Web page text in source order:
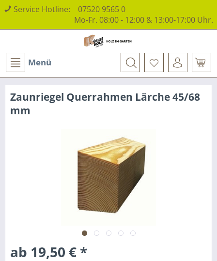
Service Hotline: 07520 9565 0
Mo-Fr. 08:00 - 12:00 & 13:00-17:00 Uhr.
Menü
Zaunriegel Querrahmen Lärche 45/68
mm
ab 19,50 € *